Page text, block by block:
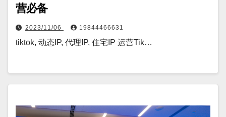
营必备
2023/11/06 19844466631
tiktok, 动态IP, 代理IP, 住宅IP 运营Tik…